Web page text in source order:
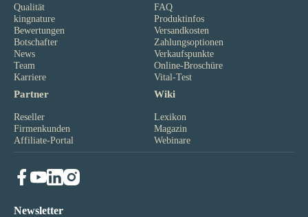
Qualität
kingnature
Bewertungen
Botschafter
News
Team
Karriere
FAQ
Produktinfos
Versandkosten
Zahlungsoptionen
Verkaufspunkte
Online-Broschüre
Vital-Test
Partner
Reseller
Firmenkunden
Affiliate-Portal
Wiki
Lexikon
Magazin
Webinare
Newsletter